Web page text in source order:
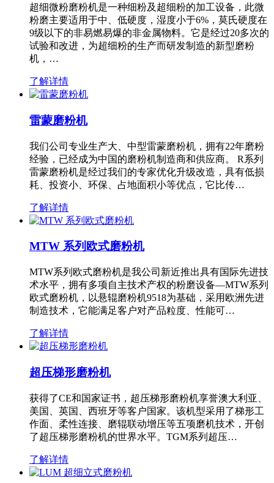
超细微粉磨粉机是一种细粉及超细粉的加工设备，此微
粉磨主要适用于中、低硬度，湿度小于6%，莫氏硬度在
9级以下的非易燃易爆的非金属物料。它是经过20多次的
试验和改进，为超细粉的生产而研发制造的新型磨粉
机，…
了解详情
雷蒙磨粉机
我们公司专业生产大、中型雷蒙磨粉机，拥有22年磨粉
经验，已经成为中国的磨粉机制造商和供应商。 R系列
雷蒙磨粉机是经过我们的专家优化升级改造，具有低损
耗、投资小、环保、占地面积小等优点，它比传…
了解详情
MTW 系列欧式磨粉机
MTW系列欧式磨粉机是我公司新近推出具有国际先进技
术水平，拥有多项自主技术产权的粉磨设备—MTW系列
欧式磨粉机，以悬辊磨粉机9518为基础，采用欧洲先进
制造技术，它能满足客户对产品粒度、性能可…
了解详情
超压梯形磨粉机
获得了CE和国家证书，超压梯形磨粉机享誉澳大利亚、
美国、英国、西班牙等客户国家。该机型采用了梯形工
作面、柔性连接、磨辊联动增压等五项磨机技术，开创
了超压梯形磨粉机的世界水平。TGM系列超压…
了解详情